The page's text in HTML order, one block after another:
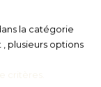
de critères
la catégorie
plusieurs options